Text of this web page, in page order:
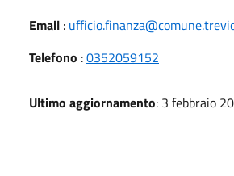
Email :
Telefono :0352059152
Ultimo aggiornamento: 3 febbraio